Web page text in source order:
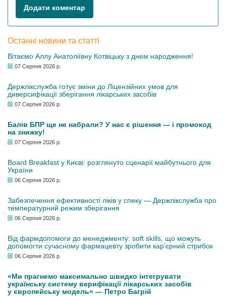
Додати коментар
Останні новини та статті
Вітаємо Аллу Анатоліївну Котвіцьку з днем народження!
07 Серпня 2026 р.
Держлікслужба готує зміни до Ліцензійних умов для
диверсифікації зберігання лікарських засобів
07 Серпня 2026 р.
Балів БПР ще не набрали? У нас є рішення — і промокод
на знижку!
07 Серпня 2026 р.
Board Breakfast у Києві: розглянуто сценарії майбутнього для
України
06 Серпня 2026 р.
Забезпечення ефективності ліків у спеку — Держлікслужба про
температурний режим зберігання
06 Серпня 2026 р.
Від фармдопомоги до менеджменту: soft skills, що можуть
допомогти сучасному фармацевту зробити кар’єрний стрибок
06 Серпня 2026 р.
«Ми прагнемо максимально швидко інтегрувати
українську систему верифікації лікарських засобів
у європейську модель» — Петро Багрій